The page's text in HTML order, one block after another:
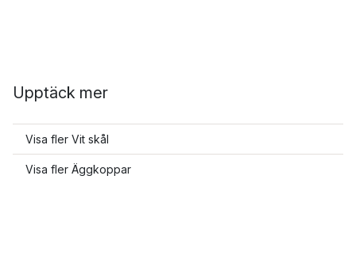
Upptäck mer
Visa fler Vit skål
Visa fler Äggkoppar